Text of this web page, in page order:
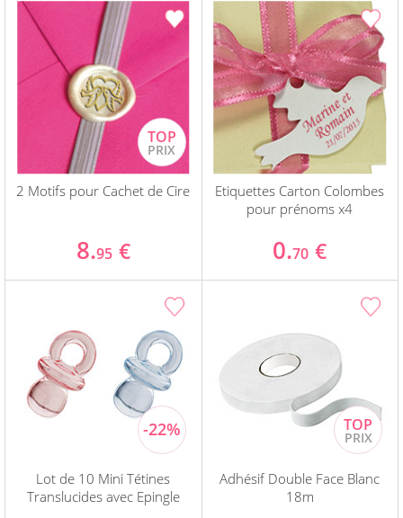
2 Motifs pour Cachet de Cire
8.95 €
Etiquettes Carton Colombes
pour prénoms x4
0.70 €
Lot de 10 Mini Tétines
Translucides avec Epingle
Adhésif Double Face Blanc
18m